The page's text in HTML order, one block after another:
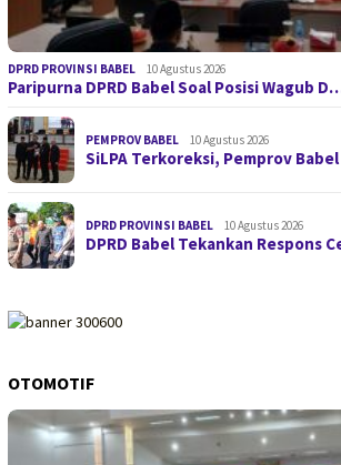
DPRD PROVINSI BABEL 10 Agustus 2026
Paripurna DPRD Babel Soal Posisi Wagub
PEMPROV BABEL 10 Agustus 2026
SiLPA Terkoreksi, Pemprov
DPRD PROVINSI BABEL 10 Agustus 2026
DPRD Babel Tekankan Respons
OTOMOTIF